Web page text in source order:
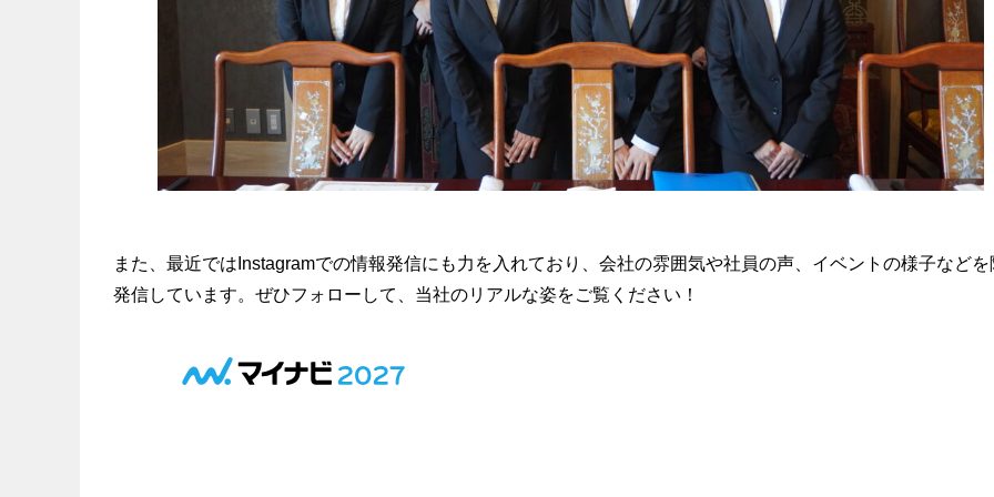
また、最近ではInstagramでの情報発信にも力を入れており、会社の雰囲気や社員の声、イベントの様子などを
発信しています。ぜひフォローして、当社のリアルな姿をご覧ください！